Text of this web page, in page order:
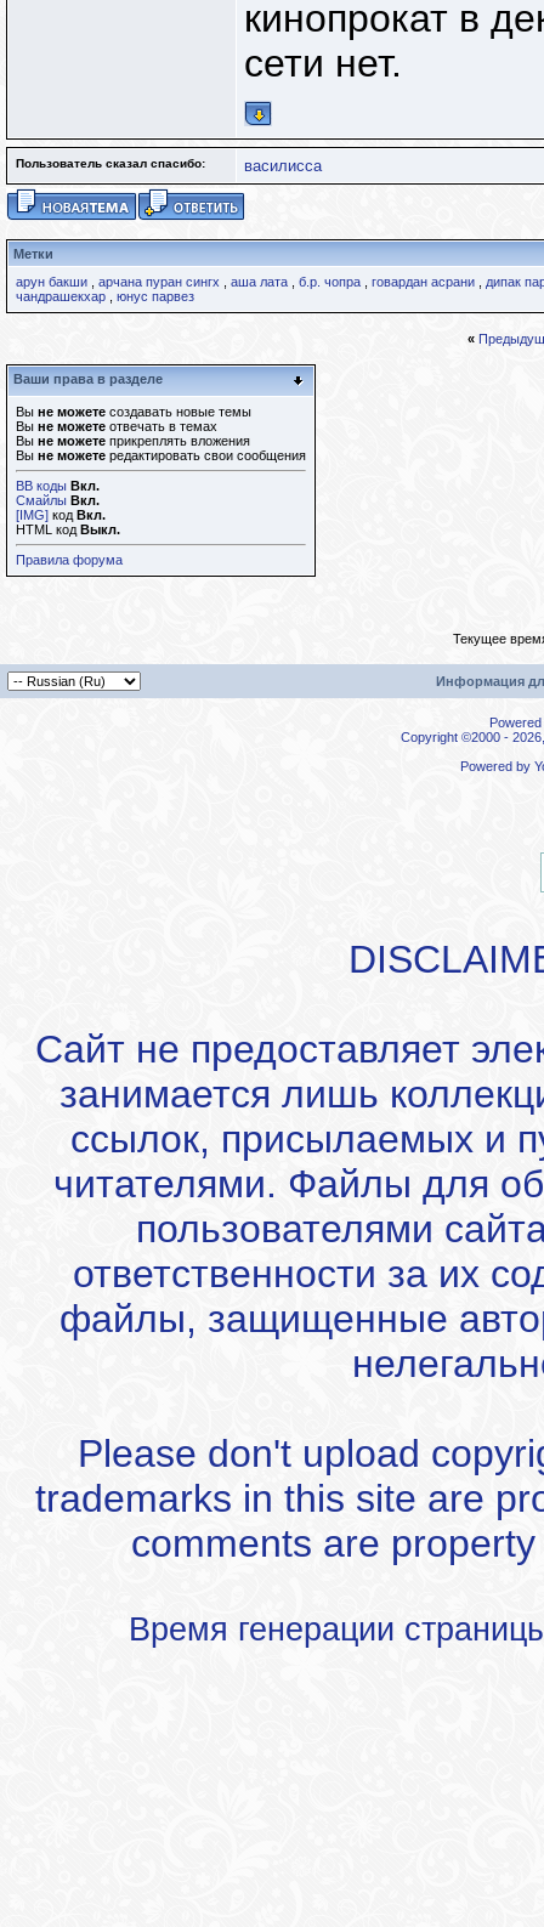
кинопрокат в
сети нет.
Пользователь сказал cпасибо: василисса
Метки
арун бакши
арчана пуран сингх аша лата б.р. чопра говардан асрани
дипак
чандрашекхар
юнус парвез
«
Ваши права в разделе
Вы не можете создавать новые темы
Вы не можете отвечать в темах
Вы не можете прикреплять вложения
Вы не можете редактировать свои сообщения
BB коды Вкл.
Смайлы Вкл.
[IMG] код Вкл.
HTML код Выкл.
Правила форума
Текущее
Информация
Copyright ©2000 -
Powered by
Сайт не предоставляет
занимается лишь
ссылок, присылаемых и
читателями. Файлы для
пользователями
ответственности за их
файлы, защищенные
Please don't upload
trademarks in this site are
comments are
Время генерации